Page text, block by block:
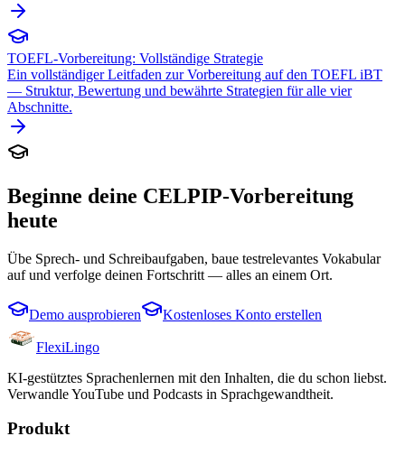
TOEFL-Vorbereitung: Vollständige Strategie
Ein vollständiger Leitfaden zur Vorbereitung auf den TOEFL iBT
— Struktur, Bewertung und bewährte Strategien für alle vier
Abschnitte.
Beginne deine CELPIP-Vorbereitung
heute
Übe Sprech- und Schreibaufgaben, baue testrelevantes Vokabular
auf und verfolge deinen Fortschritt — alles an einem Ort.
Demo ausprobieren Kostenloses Konto erstellen
FlexiLingo
KI-gestütztes Sprachenlernen mit den Inhalten, die du schon liebst.
Verwandle YouTube und Podcasts in Sprachgewandtheit.
Produkt